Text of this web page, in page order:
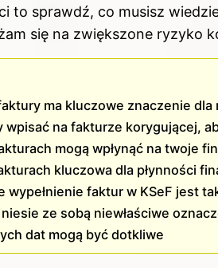
to sprawdź, co musisz
się na zwiększone ryzyko
ma kluczowe znaczenie dla
wpisać na fakturze korygującej,
mogą wpłynąć na twoje
kluczowa dla płynności
wypełnienie faktur w KSeF jest
ze sobą niewłaściwe
dat mogą być dotkliwe